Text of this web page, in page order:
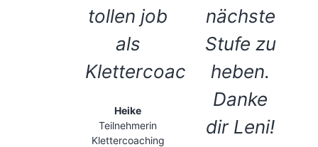
tollen job
als
Klettercoach!"
Heike
Teilnehmerin
Klettercoaching
nächste
Stufe zu
heben.
Danke
dir Leni!